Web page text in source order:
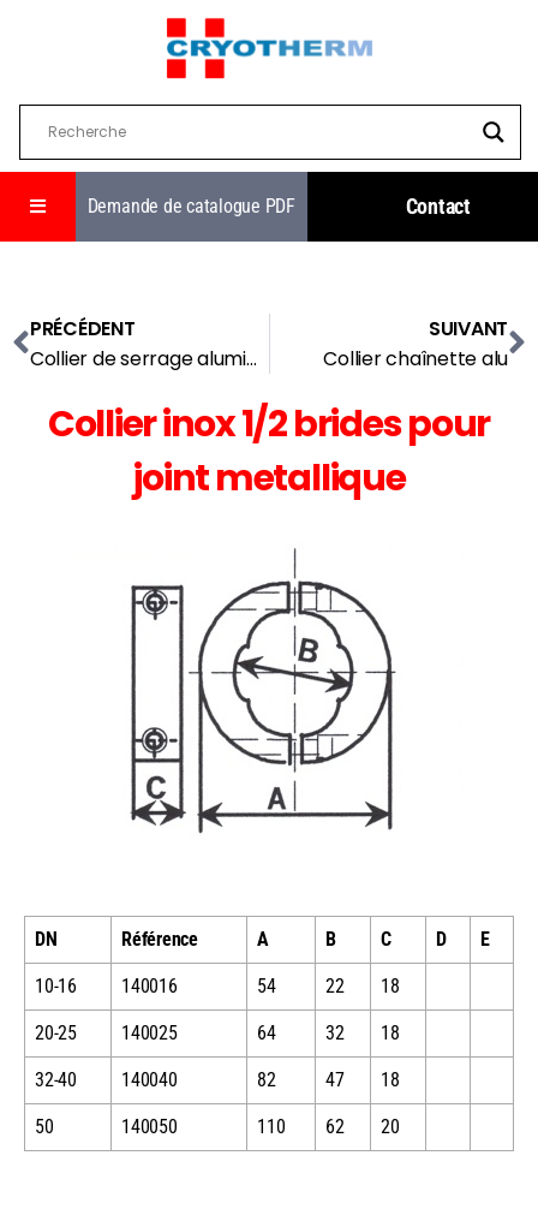
Demande de catalogue PDF Contact
PRÉCÉDENT
Collier de serrage aluminium
SUIVANT
Collier chaînette alu
Collier inox 1/2 brides pour
joint metallique
DN Référence A B C D E
10-16 140016 54 22 18
20-25 140025 64 32 18
32-40 140040 82 47 18
50 140050 110 62 20